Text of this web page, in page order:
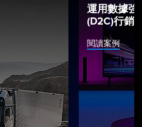
運用數據
(D2C)行銷
閱讀案例